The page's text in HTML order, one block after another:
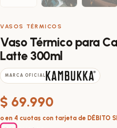
VASOS TÉRMICOS
Vaso Térmico para
Latte 300ml
MARCA OFICIAL
$ 69.990
o en 4 cuotas con tarjeta de DÉBITO